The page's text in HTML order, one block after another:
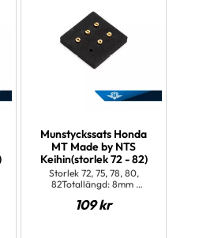
Munstyckssats Honda
MT Made by NTS
Keihin(storlek 72 - 82)
Storlek 72, 75, 78, 80,
82Totallängd: 8mm
M5x0,8 mm Huvud: Runt = 6
109kr